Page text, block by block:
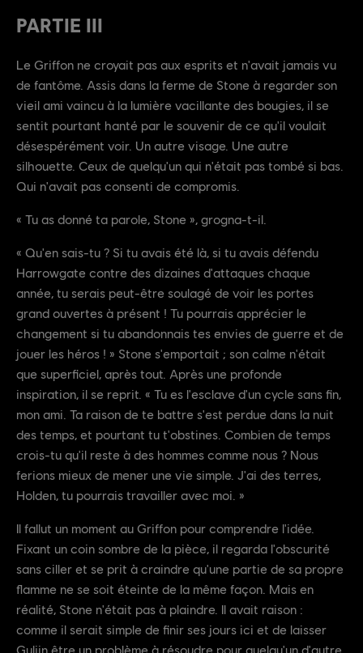
PARTIE III
Le Griffon ne croyait pas aux esprits et n'avait jamais vu
de fantôme. Assis dans la ferme de Stone à regarder son
vieil ami vaincu à la lumière vacillante des bougies, il se
sentit pourtant hanté par le souvenir de ce qu'il voulait
désespérément voir. Un autre visage. Une autre
silhouette. Ceux de quelqu'un qui n'était pas tombé si bas.
Qui n'avait pas consenti de compromis.
« Tu as donné ta parole, Stone », grogna-t-il.
« Qu'en sais-tu ? Si tu avais été là, si tu avais défendu
Harrowgate contre des dizaines d'attaques chaque
année, tu serais peut-être soulagé de voir les portes
grand ouvertes à présent ! Tu pourrais apprécier le
changement si tu abandonnais tes envies de guerre et de
jouer les héros ! » Stone s'emportait ; son calme n'était
que superficiel, après tout. Après une profonde
inspiration, il se reprit. « Tu es l'esclave d'un cycle sans fin,
mon ami. Ta raison de te battre s'est perdue dans la nuit
des temps, et pourtant tu t'obstines. Combien de temps
crois-tu qu'il reste à des hommes comme nous ? Nous
ferions mieux de mener une vie simple. J'ai des terres,
Holden, tu pourrais travailler avec moi. »
Il fallut un moment au Griffon pour comprendre l'idée.
Fixant un coin sombre de la pièce, il regarda l'obscurité
sans ciller et se prit à craindre qu'une partie de sa propre
flamme ne se soit éteinte de la même façon. Mais en
réalité, Stone n'était pas à plaindre. Il avait raison :
comme il serait simple de finir ses jours ici et de laisser
Guljin être un problème à résoudre pour quelqu'un d'autre.